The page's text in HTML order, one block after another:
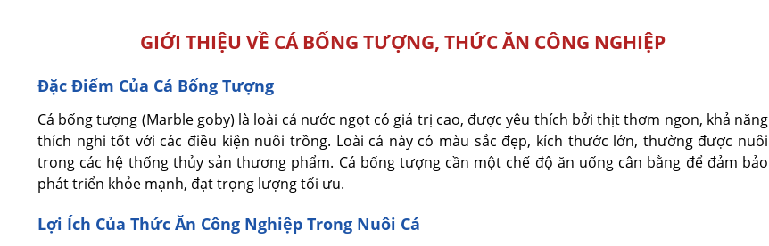
GIỚI THIỆU VỀ CÁ BỐNG TƯỢNG, THỨC ĂN CÔNG NGHIỆP
Đặc Điểm Của Cá Bống Tượng
Cá bống tượng (Marble goby) là loài cá nước ngọt có giá trị cao, được yêu thích bởi thịt thơm ngon, khả năng
thích nghi tốt với các điều kiện nuôi trồng. Loài cá này có màu sắc đẹp, kích thước lớn, thường được nuôi
trong các hệ thống thủy sản thương phẩm. Cá bống tượng cần một chế độ ăn uống cân bằng để đảm bảo
phát triển khỏe mạnh, đạt trọng lượng tối ưu.
Lợi Ích Của Thức Ăn Công Nghiệp Trong Nuôi Cá